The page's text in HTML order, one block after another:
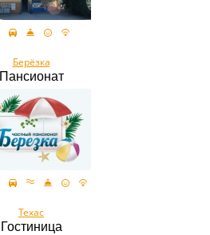
Берёзка
Пансионат
Техас
Гостиница